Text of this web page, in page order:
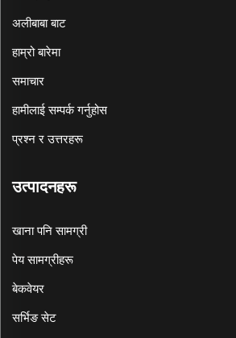
अलीबाबा बाट
हाम्रो बारेमा
समाचार
हामीलाई सम्पर्क गर्नुहोस
प्रश्न र उत्तरहरू
उत्पादनहरू
खाना पनि सामग्री
पेय सामग्रीहरू
बेकवेयर
सर्भिङ सेट